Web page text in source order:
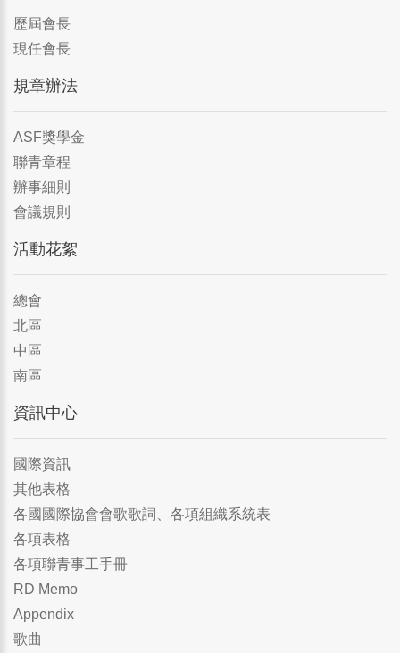
歷屆會長
現任會長
規章辦法
ASF獎學金
聯青章程
辦事細則
會議規則
活動花絮
總會
北區
中區
南區
資訊中心
國際資訊
其他表格
各國國際協會會歌歌詞、各項組織系統表
各項表格
各項聯青事工手冊
RD Memo
Appendix
歌曲